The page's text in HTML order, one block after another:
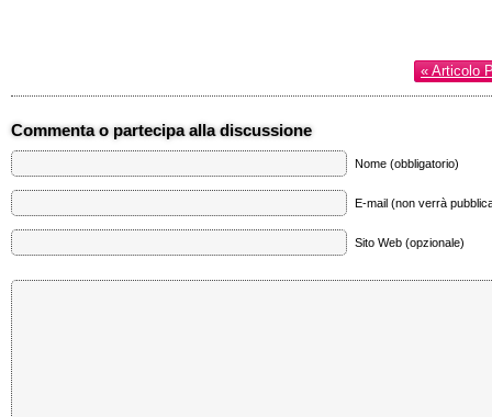
« Articolo
Commenta o partecipa alla discussione
Nome (obbligatorio)
E-mail (non verrà
Sito Web (opzionale)